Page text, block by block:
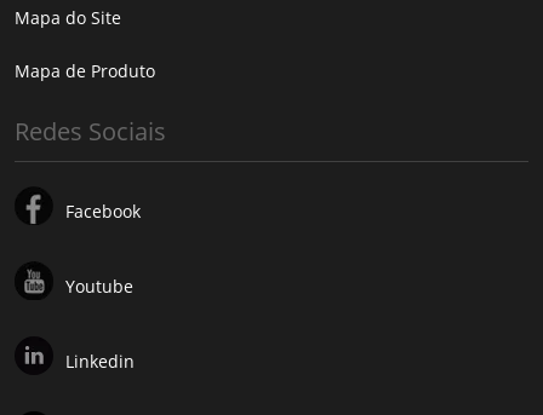
Mapa do Site
Mapa de Produto
Redes Sociais
Facebook
Youtube
Linkedin